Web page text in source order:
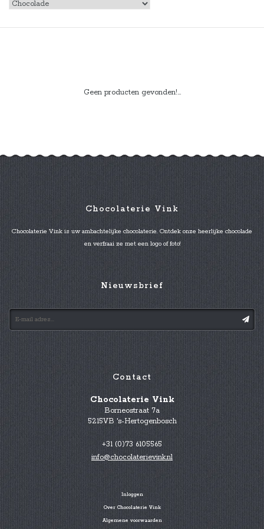
Geen producten gevonden!...
Chocolaterie Vink
Chocolaterie Vink is uw ambachtelijke chocolaterie. Ontdek onze heerlijke chocolade
en verfraai ze met een logo of foto!
Nieuwsbrief
Contact
Chocolaterie Vink
Borneostraat 7a
5215VB 's-Hertogenbosch
+31 (0)73 6105565
info@chocolaterievink.nl
Inloggen
Over Chocolaterie Vink
Algemene voorwaarden